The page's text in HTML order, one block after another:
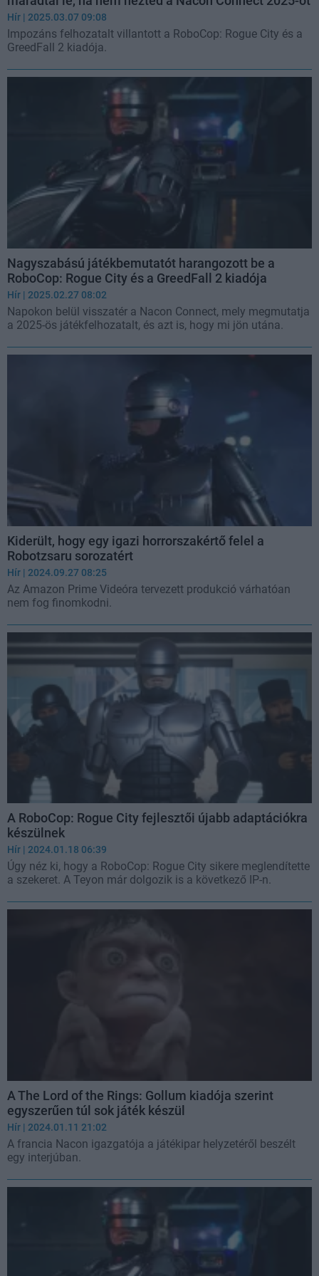
Hír | 2025.03.07 09:08
Impozáns felhozatalt villantott a RoboCop: Rogue City és a
GreedFall 2 kiadója.
Nagyszabású játékbemutatót harangozott be a
RoboCop: Rogue City és a GreedFall 2 kiadója
Hír | 2025.02.27 08:02
Napokon belül visszatér a Nacon Connect, mely megmutatja
a 2025-ös játékfelhozatalt, és azt is, hogy mi jön utána.
Kiderült, hogy egy igazi horrorszakértő felel a
Robotzsaru sorozatért
Hír | 2024.09.27 08:25
Az Amazon Prime Videóra tervezett produkció várhatóan
nem fog finomkodni.
A RoboCop: Rogue City fejlesztői újabb adaptációkra
készülnek
Hír | 2024.01.18 06:39
Úgy néz ki, hogy a RoboCop: Rogue City sikere meglendítette
a szekeret. A Teyon már dolgozik is a következő IP-n.
A The Lord of the Rings: Gollum kiadója szerint
egyszerűen túl sok játék készül
Hír | 2024.01.11 21:02
A francia Nacon igazgatója a játékipar helyzetéről beszélt
egy interjúban.